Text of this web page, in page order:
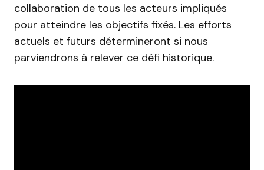
collaboration de tous les acteurs impliqués
pour atteindre les objectifs fixés. Les efforts
actuels et futurs détermineront si nous
parviendrons à relever ce défi historique.